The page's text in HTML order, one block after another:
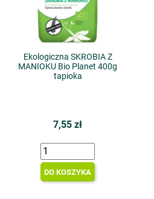
Ekologiczna SKROBIA Z
MANIOKU Bio Planet 400g
tapioka
7,55 zł
DO KOSZYKA